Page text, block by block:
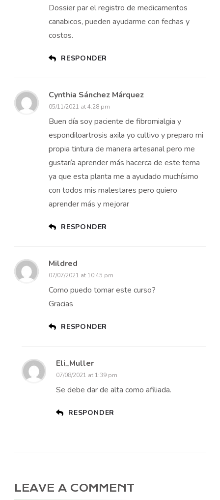
Dossier par el registro de medicamentos
canabicos, pueden ayudarme con fechas y
costos.
RESPONDER
Cynthia Sánchez Márquez
05/11/2021 at 4:28 pm
Buen día soy paciente de fibromialgia y
espondiloartrosis axila yo cultivo y preparo mi
propia tintura de manera artesanal pero me
gustaría aprender más hacerca de este tema
ya que esta planta me a ayudado muchísimo
con todos mis malestares pero quiero
aprender más y mejorar
RESPONDER
Mildred
07/07/2021 at 10:45 pm
Como puedo tomar este curso?
Gracias
RESPONDER
Eli_Muller
07/08/2021 at 1:39 pm
Se debe dar de alta como afiliada.
RESPONDER
LEAVE A COMMENT